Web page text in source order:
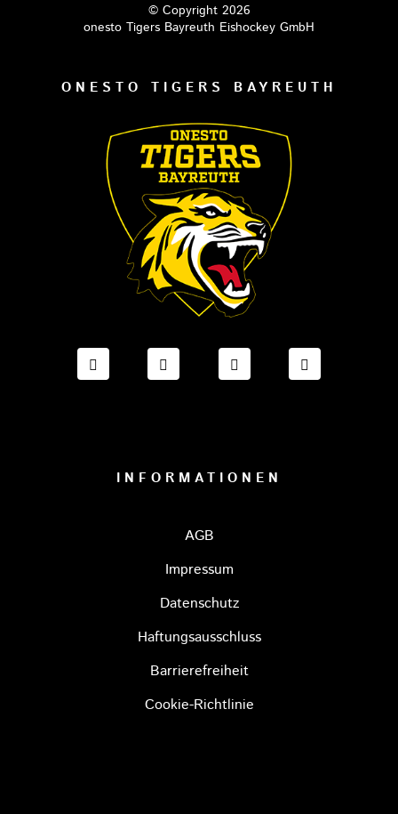
© Copyright 2026
onesto Tigers Bayreuth Eishockey GmbH
ONESTO TIGERS BAYREUTH
FACEBOOK ONESTO TIGERS BAYREUTH
INSTAGRAM ONESTO TIGERS
TIKTOK ONESTO
INFORMATIONEN
AGB
Impressum
Datenschutz
Haftungsausschluss
Barrierefreiheit
Cookie-Richtlinie